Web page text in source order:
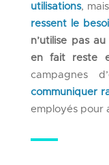
utilisations,
ressent le
n’utilise pas au
en fait reste
campagnes
communiquer
employéspour